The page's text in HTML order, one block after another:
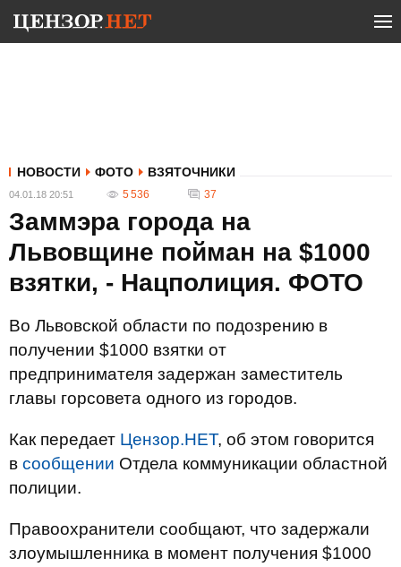
НОВОСТИ ФОТО ВЗЯТОЧНИКИ
04.01.18 20:51 5 536 37
Заммэра города на
Львовщине пойман на $1000
взятки, - Нацполиция. ФОТО
Во Львовской области по подозрению в
получении $1000 взятки от
предпринимателя задержан заместитель
главы горсовета одного из городов.
Как передает Цензор.НЕТ, об этом говорится
в сообщении Отдела коммуникации областной
полиции.
Правоохранители сообщают, что задержали
злоумышленника в момент получения $1000